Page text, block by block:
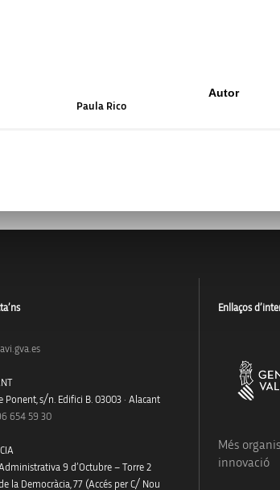
Autor
Paula Rico
Ponent, s/n. Edifici B. 03003 · Alacant
654 59 30
9 d’Octubre – Torre 2
la Democràcia, 77 (Accés per C/ Nou
Enllaços
Més
innovació